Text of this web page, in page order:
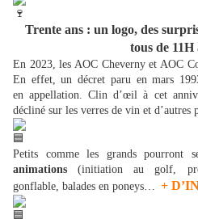
Trente ans : un logo, des
tous de 11H
En 2023, les AOC Cheverny et AOC
En effet, un décret paru en mars
en appellation. Clin d’œil à cet
décliné sur les verres de vin et d’autres
Petits comme les grands
animations (initiation au golf,
gonflable, balades en poneys…
+